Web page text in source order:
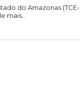
do Amazonas (TCE-
mais...